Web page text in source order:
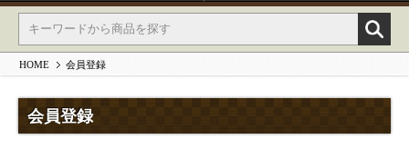
HOME 会員登録
会員登録